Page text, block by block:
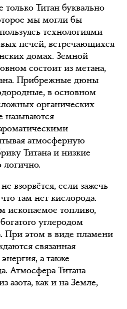
Титан буквально
мы могли бы
технологиями
печей, встречающихся
домах. Земной
состоит из метана,
Прибрежные дюны
в основном
органических
называются
атмосферную
Титана и низкие
логично.
взорвётся, если зажечь
там нет кислорода.
ископаемое топливо,
углеродом
При этом в виде пламени
связанная
а также
Атмосфера Титана
азота, как и на Земле,